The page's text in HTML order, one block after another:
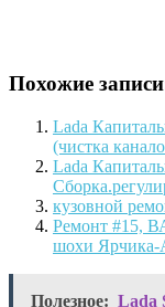
Похожие
Lada
(чистка
Lada
кузовной
Ремонт #15,
шохи
Полезное: Lada